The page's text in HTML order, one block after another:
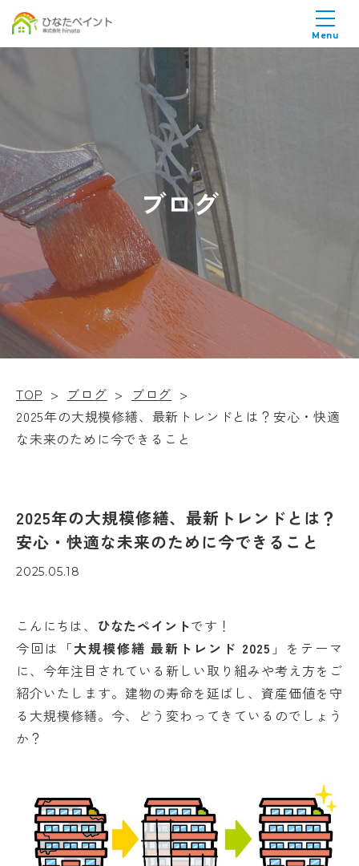
Menu
ブログ
TOP > ブログ > ブログ >
2025年の大規模修繕、最新トレンドとは？安心・快適
な未来のために今できること
2025年の大規模修繕、最新トレンドとは？
安心・快適な未来のために今できること
2025.05.18
こんにちは、 ひなたペイントです！
今回は「大規模修繕 最新トレンド 2025 」をテーマ
に、今年注目されている新しい取り組みや考え方をご
紹介いたします。建物の寿命を延ばし、資産価値を守
る大規模修繕。今、どう変わってきているのでしょう
か？